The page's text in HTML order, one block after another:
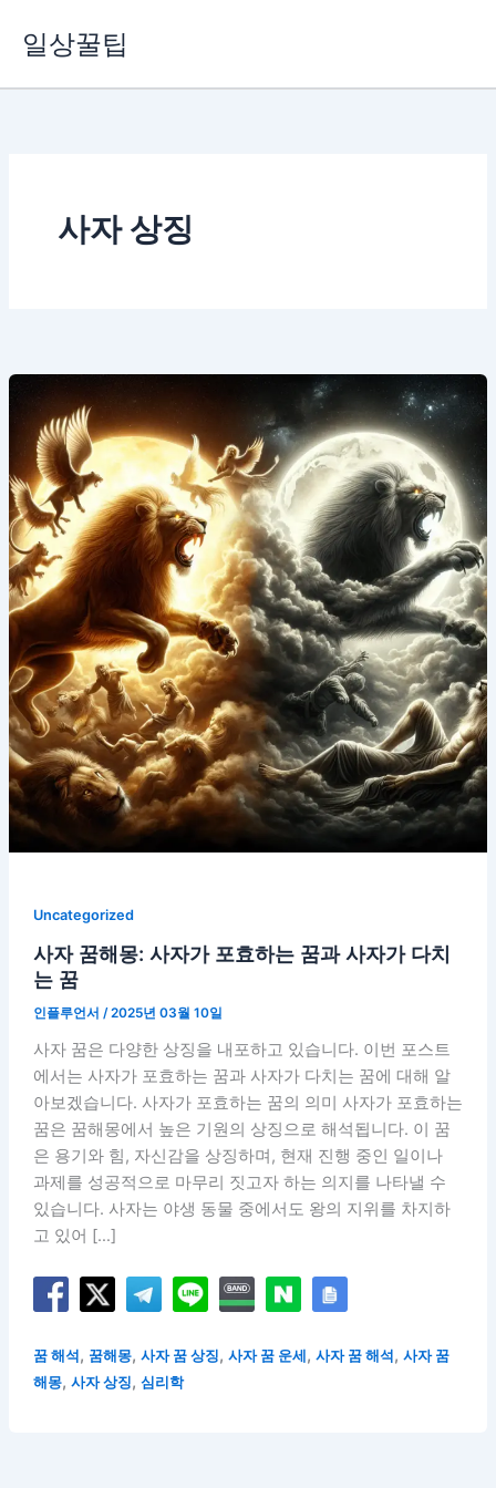
로
일상꿀팁
사자 상징
Uncategorized
사자 꿈해몽: 사자가 포효하는 꿈과 사자가 다치
는 꿈
인플루언서 /2025년 03월 10일
사자 꿈은 다양한 상징을 내포하고 있습니다. 이번 포스트
에서는 사자가 포효하는 꿈과 사자가 다치는 꿈에 대해 알
아보겠습니다. 사자가 포효하는 꿈의 의미 사자가 포효하는
꿈은 꿈해몽에서 높은 기원의 상징으로 해석됩니다. 이 꿈
은 용기와 힘, 자신감을 상징하며, 현재 진행 중인 일이나
과제를 성공적으로 마무리 짓고자 하는 의지를 나타낼 수
있습니다. 사자는 야생 동물 중에서도 왕의 지위를 차지하
고 있어 […]
꿈 해석 , 꿈해몽, 사자 꿈 상징, 사자 꿈 운세 , 사자 꿈 해석 , 사자 꿈
해몽, 사자 상징, 심리학